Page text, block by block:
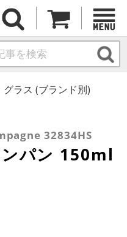
グラス (ブランド別)
32834HS
パン 150ml